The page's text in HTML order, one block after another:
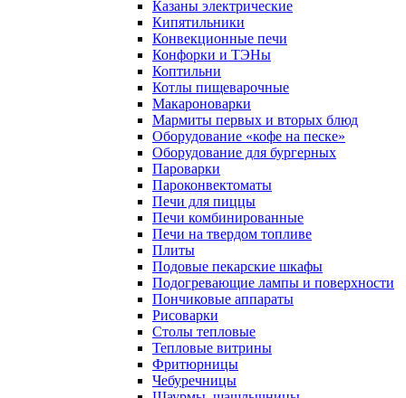
Казаны электрические
Кипятильники
Конвекционные печи
Конфорки и ТЭНы
Коптильни
Котлы пищеварочные
Макароноварки
Мармиты первых и вторых блюд
Оборудование «кофе на песке»
Оборудование для бургерных
Пароварки
Пароконвектоматы
Печи для пиццы
Печи комбинированные
Печи на твердом топливе
Плиты
Подовые пекарские шкафы
Подогревающие лампы и поверхности
Пончиковые аппараты
Рисоварки
Столы тепловые
Тепловые витрины
Фритюрницы
Чебуречницы